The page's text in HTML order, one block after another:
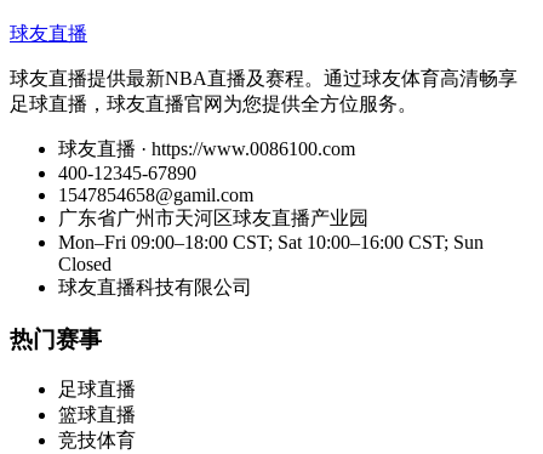
球友直播
球友直播提供最新NBA直播及赛程。通过球友体育高清畅享
足球直播，球友直播官网为您提供全方位服务。
球友直播 · https://www.0086100.com
400-12345-67890
1547854658@gamil.com
广东省广州市天河区球友直播产业园
Mon–Fri 09:00–18:00 CST; Sat 10:00–16:00 CST; Sun
Closed
球友直播科技有限公司
热门赛事
足球直播
篮球直播
竞技体育